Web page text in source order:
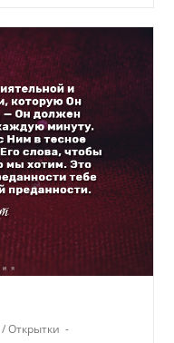
/ Открытки